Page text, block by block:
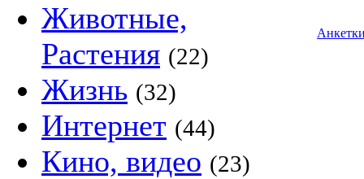
Животные,
Растения (22)
Жизнь (32)
Интернет (44)
Кино, видео (23)